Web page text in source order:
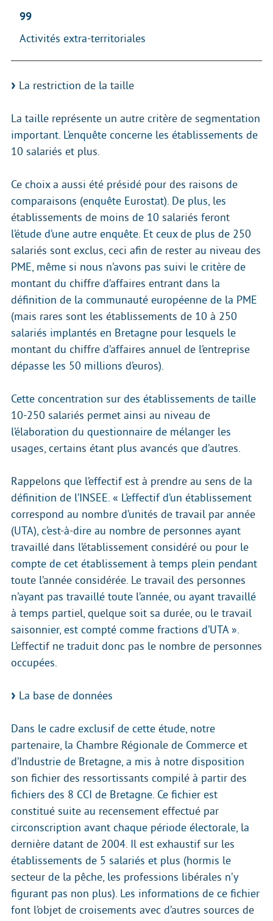
99
Activités extra-territoriales
La restriction de la taille
La taille représente un autre critère de segmentation
important. L’enquête concerne les établissements de
10 salariés et plus.
Ce choix a aussi été présidé pour des raisons de
comparaisons (enquête Eurostat). De plus, les
établissements de moins de 10 salariés feront
l’étude d’une autre enquête. Et ceux de plus de 250
salariés sont exclus, ceci afin de rester au niveau des
PME, même si nous n’avons pas suivi le critère de
montant du chiffre d’affaires entrant dans la
définition de la communauté européenne de la PME
(mais rares sont les établissements de 10 à 250
salariés implantés en Bretagne pour lesquels le
montant du chiffre d’affaires annuel de l’entreprise
dépasse les 50 millions d’euros).
Cette concentration sur des établissements de taille
10-250 salariés permet ainsi au niveau de
l’élaboration du questionnaire de mélanger les
usages, certains étant plus avancés que d’autres.
Rappelons que l’effectif est à prendre au sens de la
définition de l’INSEE. « L’effectif d’un établissement
correspond au nombre d’unités de travail par année
(UTA), c’est-à-dire au nombre de personnes ayant
travaillé dans l’établissement considéré ou pour le
compte de cet établissement à temps plein pendant
toute l’année considérée. Le travail des personnes
n’ayant pas travaillé toute l’année, ou ayant travaillé
à temps partiel, quelque soit sa durée, ou le travail
saisonnier, est compté comme fractions d’UTA ».
L’effectif ne traduit donc pas le nombre de personnes
occupées.
La base de données
Dans le cadre exclusif de cette étude, notre
partenaire, la Chambre Régionale de Commerce et
d’Industrie de Bretagne, a mis à notre disposition
son fichier des ressortissants compilé à partir des
fichiers des 8 CCI de Bretagne. Ce fichier est
constitué suite au recensement effectué par
circonscription avant chaque période électorale, la
dernière datant de 2004. Il est exhaustif sur les
établissements de 5 salariés et plus (hormis le
secteur de la pêche, les professions libérales n’y
figurant pas non plus). Les informations de ce fichier
font l’objet de croisements avec d’autres sources de